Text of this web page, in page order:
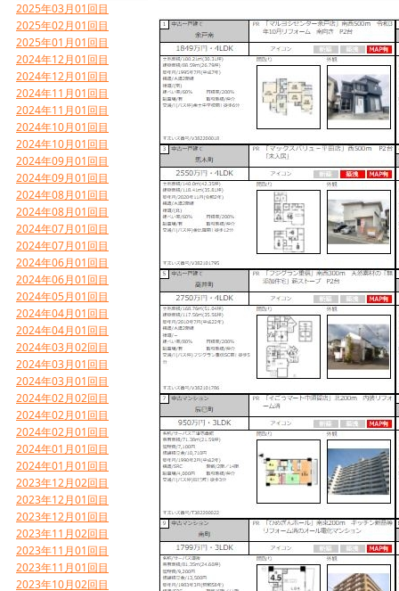
2025年03月01回目
2025年02月01回目
2025年01月01回目
2024年12月01回目
2024年12月01回目
2024年11月01回目
2024年11月01回目
2024年10月01回目
2024年10月01回目
2024年09月01回目
2024年09月01回目
2024年08月01回目
2024年08月01回目
2024年07月01回目
2024年07月01回目
2024年06月01回目
2024年06月01回目
2024年05月01回目
2024年04月01回目
2024年04月01回目
2024年03月02回目
2024年03月01回目
2024年03月01回目
2024年02月02回目
2024年02月01回目
2024年02月01回目
2024年01月01回目
2024年01月01回目
2023年12月02回目
2023年12月01回目
2023年12月01回目
2023年11月02回目
2023年11月01回目
2023年11月01回目
2023年10月02回目